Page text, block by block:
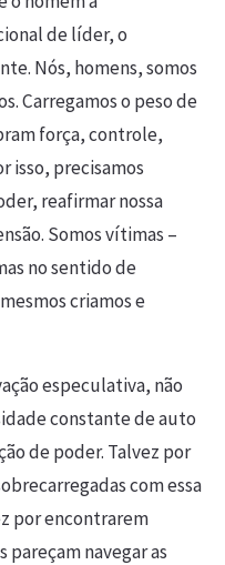
de líder, o
Nós, homens, somos
Carregamos o peso de
força, controle,
isso, precisamos
reafirmar nossa
Somos vítimas –
no sentido de
criamos e
especulativa, não
constante de auto
de poder. Talvez por
com essa
por encontrarem
pareçam navegar as